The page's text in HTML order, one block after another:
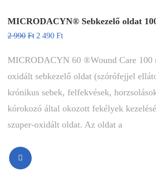
MICRODACYN® Sebkezelő oldat
2 990 Ft 2 490 Ft
MICRODACYN 60 ®Wound Care 100
oxidált sebkezelő oldat (szórófejjel
krónikus sebek, felfekvések,
kórokozó által okozott fekélyek
szuper-oxidált oldat. Az oldat a